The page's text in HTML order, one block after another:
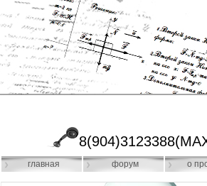
главная форум о